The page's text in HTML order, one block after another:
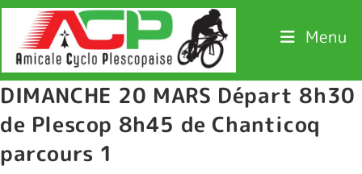
Menu
DIMANCHE 20 MARS Départ 8h30
de Plescop 8h45 de Chanticoq
parcours 1